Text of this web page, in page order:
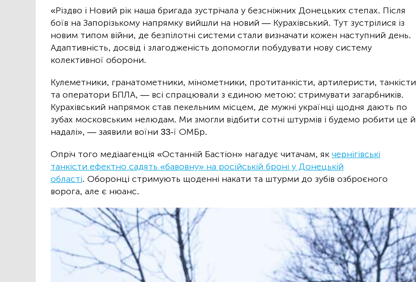
«Різдво і Новий рік наша бригада зустрічала у безсніжних Донецьких степах. Після
боїв на Запорізькому напрямку вийшли на новий — Курахівський. Тут зустрілися із
новим типом війни, де безпілотні системи стали визначати кожен наступний день.
Адаптивність, досвід і злагодженість допомогли побудувати нову систему
колективної оборони.
Кулеметники, гранатометники, мінометники, протитанкісти, артилеристи, танкісти
та оператори БПЛА, — всі спрацювали з єдиною метою: стримувати загарбників.
Курахівський напрямок став пекельним місцем, де мужні українці щодня дають по
зубах московським нелюдам. Ми змогли відбити сотні штурмів і будемо робити це й
надалі», — заявили воїни 33-ї ОМБр.
Опріч того медіаагенція «Останній Бастіон» нагадує читачам, як чернігівські
танкісти ефектно садять «бавовну» на російській броні у Донецькій
області. Оборонці стримують щоденні накати та штурми до зубів озброєного
ворога, але є нюанс.